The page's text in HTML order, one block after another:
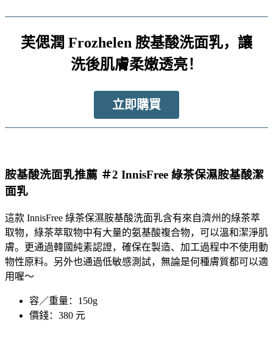
芙偲潤 Frozhelen 胺基酸洗面乳，讓
洗後肌膚柔嫩透亮！
立即購買
胺基酸洗面乳推薦 ＃2 InnisFree 綠茶保濕胺基酸潔
面乳
這款 InnisFree 綠茶保濕胺基酸洗面乳含有來自濟州的綠茶萃
取物，綠茶萃取物中有大量的氨基酸複合物，可以溫和潔淨肌
膚。更通過韓國純素認證，確保在製造、加工過程中不使用動
物性原料。另外也通過低敏感測試，無論是何種膚質都可以適
用喔～
容／重量：150g
價錢：380 元